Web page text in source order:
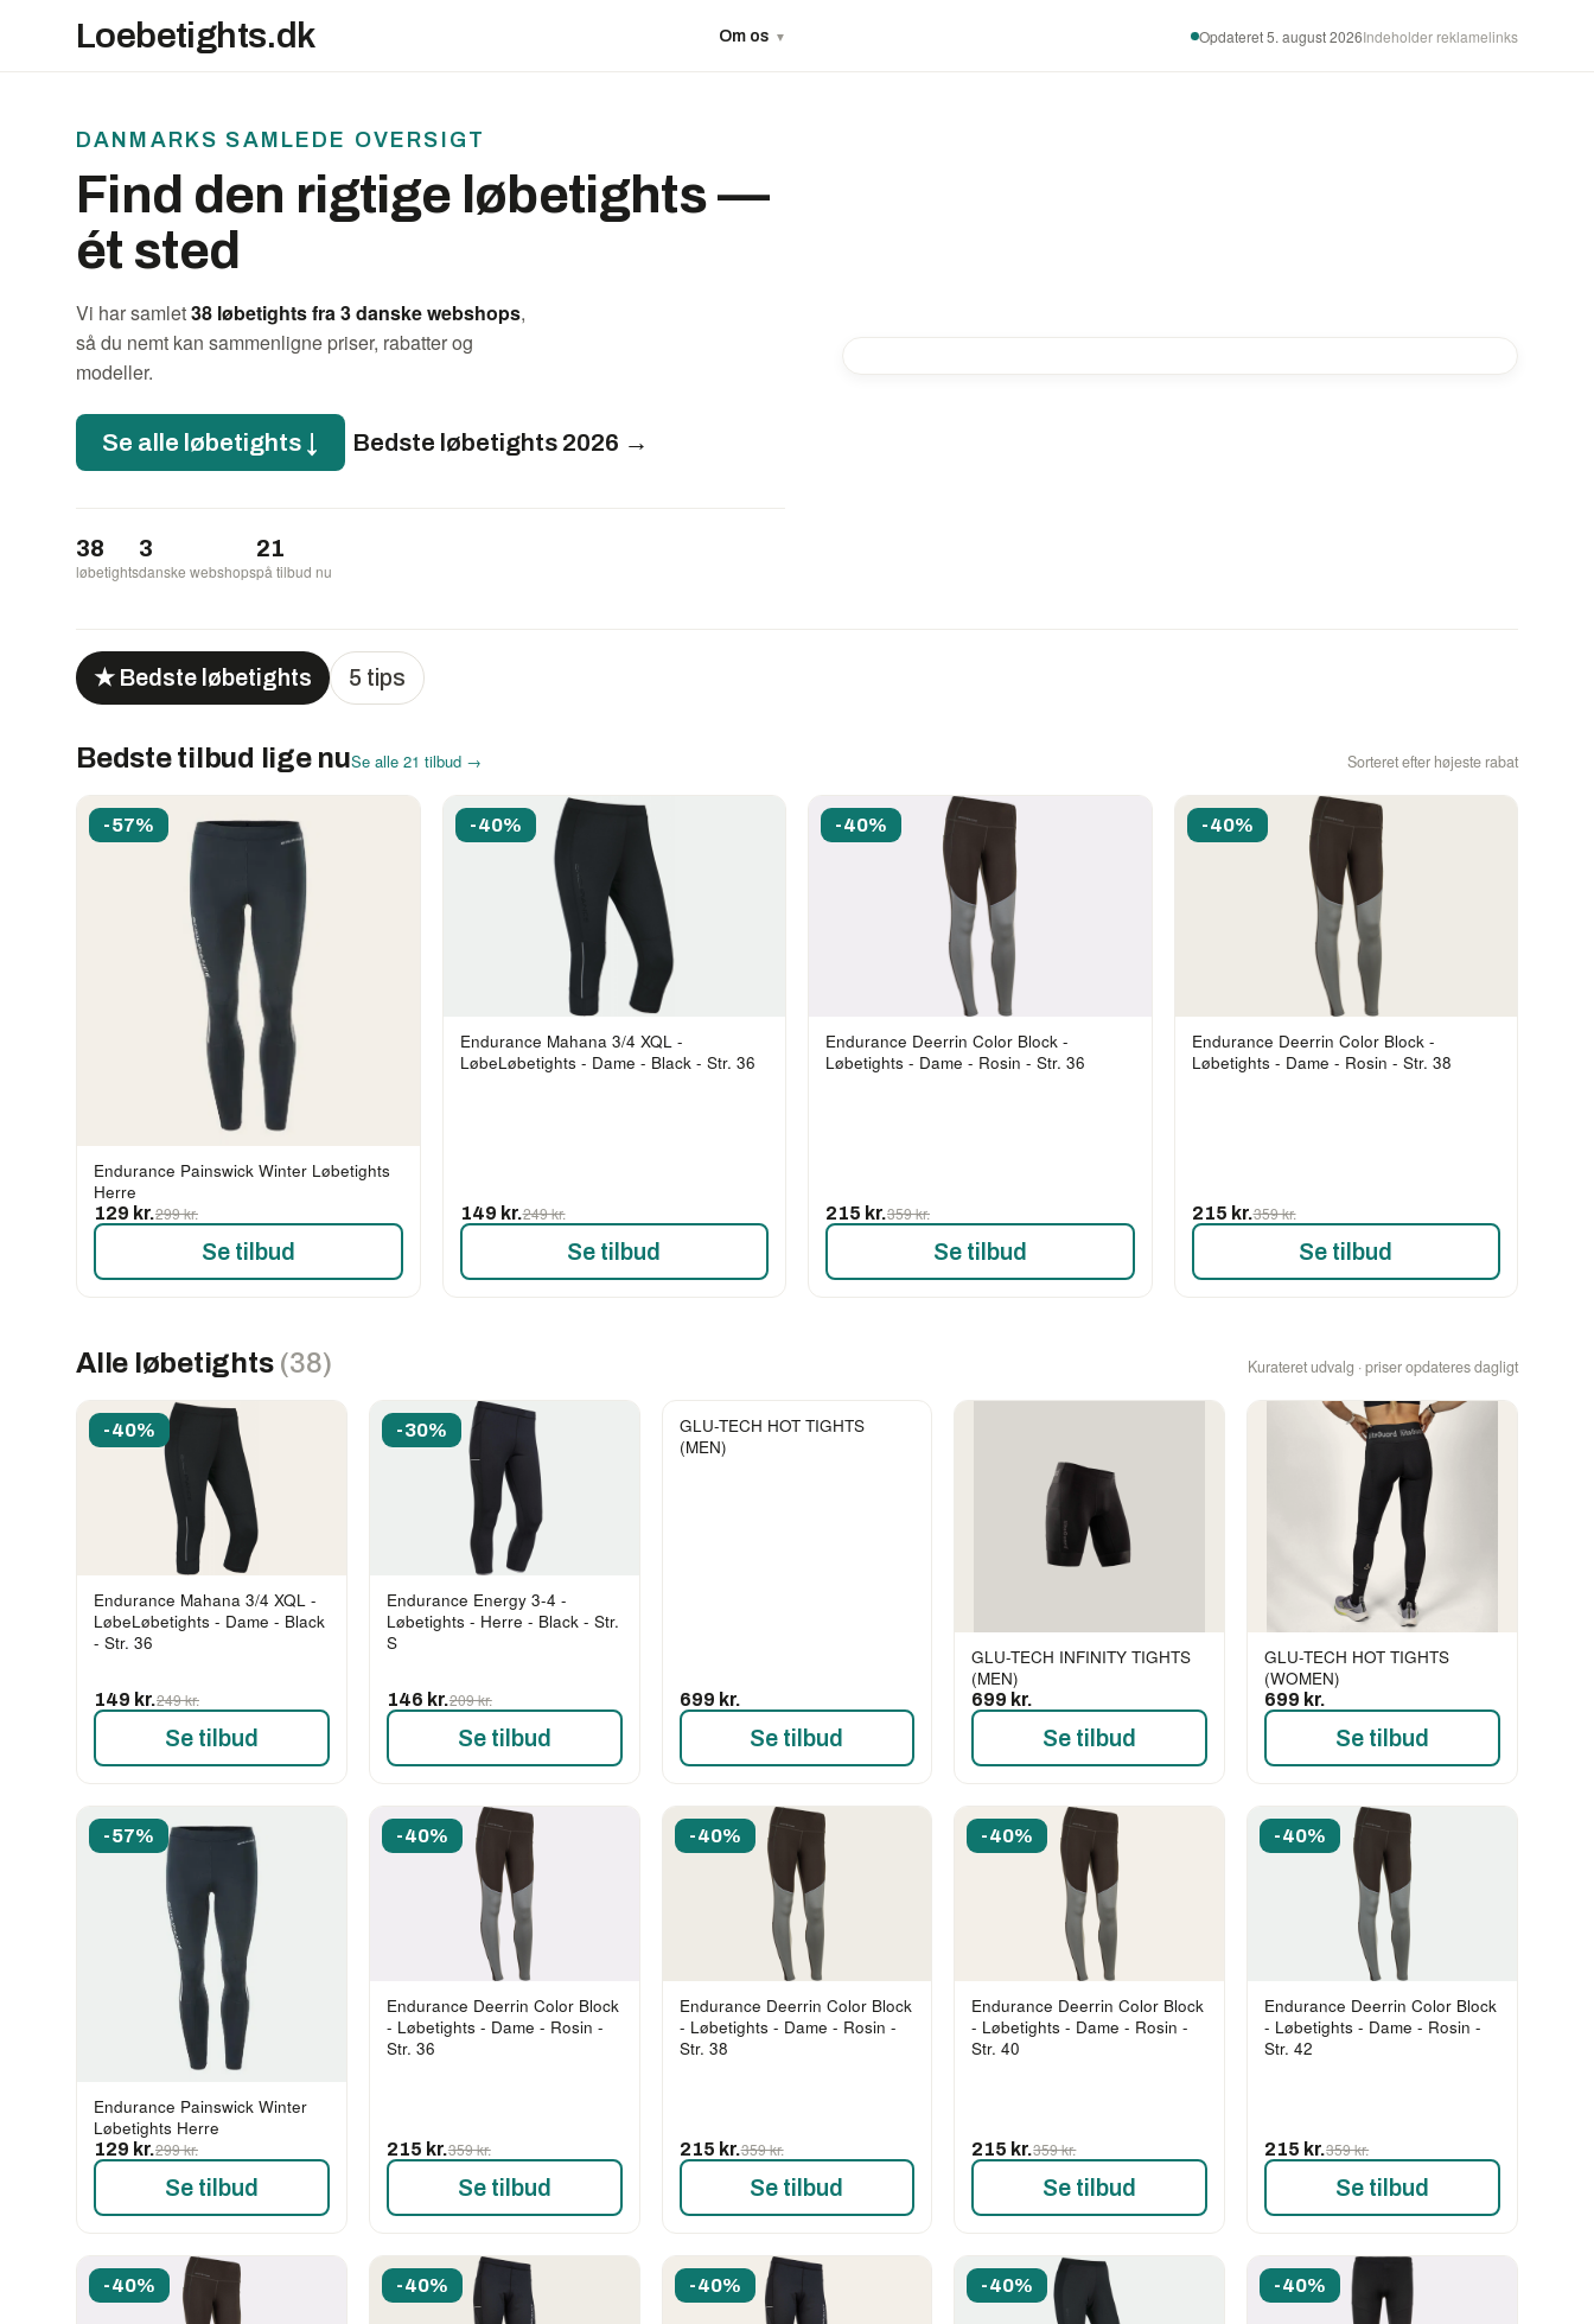
Loebetights.dk Om os ▼ Opdateret 5. august 2026Indeholder reklamelinks
DANMARKS SAMLEDE OVERSIGT
Find den rigtige løbetights —
ét sted
Vi har samlet38 løbetights fra 3 danske webshops,
så du nemt kan sammenligne priser, rabatter og
modeller.
Se alle løbetights ↓ Bedste løbetights 2026 →
38
løbetights
3
danske webshops
21
på tilbud nu
-40% -30%
★ Bedste løbetights 5 tips
Bedste tilbud lige nuSe alle 21 tilbud → Sorteret efter højeste rabat
-57%
Endurance Painswick Winter Løbetights
Herre
129 kr.299 kr.
Se tilbud
-40%
Endurance Mahana 3/4 XQL -
LøbeLøbetights - Dame - Black - Str. 36
149 kr.249 kr.
Se tilbud
-40%
Endurance Deerrin Color Block -
Løbetights - Dame - Rosin - Str. 36
215 kr.359 kr.
Se tilbud
-40%
Endurance Deerrin Color Block -
Løbetights - Dame - Rosin - Str. 38
215 kr.359 kr.
Se tilbud
Alle løbetights (38) Kurateret udvalg · priser opdateres dagligt
-40%
Endurance Mahana 3/4 XQL -
LøbeLøbetights - Dame - Black
- Str. 36
149 kr.249 kr.
Se tilbud
-30%
Endurance Energy 3-4 -
Løbetights - Herre - Black - Str.
S
146 kr.209 kr.
Se tilbud
GLU-TECH HOT TIGHTS
(MEN)
699 kr.
Se tilbud
GLU-TECH INFINITY TIGHTS
(MEN)
699 kr.
Se tilbud
GLU-TECH HOT TIGHTS
(WOMEN)
699 kr.
Se tilbud
-57%
Endurance Painswick Winter
Løbetights Herre
129 kr.299 kr.
Se tilbud
-40%
Endurance Deerrin Color Block
- Løbetights - Dame - Rosin -
Str. 36
215 kr.359 kr.
Se tilbud
-40%
Endurance Deerrin Color Block
- Løbetights - Dame - Rosin -
Str. 38
215 kr.359 kr.
Se tilbud
-40%
Endurance Deerrin Color Block
- Løbetights - Dame - Rosin -
Str. 40
215 kr.359 kr.
Se tilbud
-40%
Endurance Deerrin Color Block
- Løbetights - Dame - Rosin -
Str. 42
215 kr.359 kr.
Se tilbud
-40% -40% -40% -40% -40%